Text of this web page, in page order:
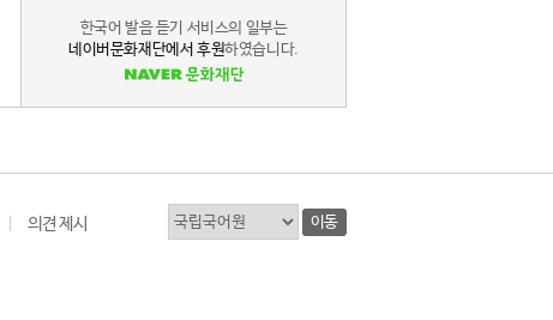
한국어 발음 듣기 서비스의 일부는
네이버문화재단에서 후원하였습니다.
의견 제시 이동